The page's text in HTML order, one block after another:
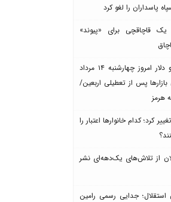
پاسداران را لغو کرد
یک قاچاقچی برای «پیوند»
قیمت طلا، سکه و دلار امروز چهارشنبه ۱۴ مرداد
بازارها پس از تعطیلی اربعین/
هرمز
کرد؛ کدام خانوارها اعتبار را
از تلاش‌های یک‌دهه‌ای نشر
استقلال؛ جدایی رسمی رامین